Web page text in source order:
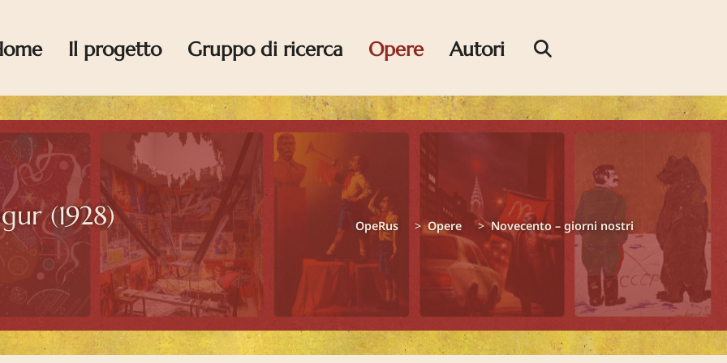
Il progetto Gruppo di ricerca Opere Autori
(1928) OpeRus Opere Novecento – giorni nostri